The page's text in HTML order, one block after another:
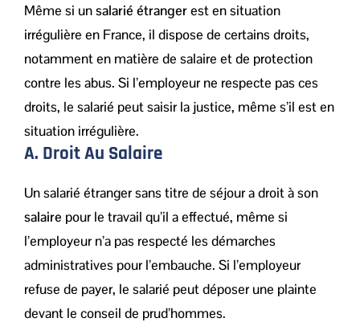
Même si unsalarié étrangerest en situation
irrégulière en France, il dispose de certains droits,
notamment en matière de salaire et de protection
contre les abus. Si l’employeur ne respecte pas ces
droits, le salarié peut saisir la justice, même s’il est en
situation irrégulière.
A. Droit Au Salaire
Un salarié étranger sans titre de séjour a droit à son
salaire pour le travail qu’il a effectué, même si
l’employeur n’a pas respecté les démarches
administratives pour l’embauche. Si l’employeur
refuse de payer, le salarié peut déposer une plainte
devant le conseil de prud’hommes.